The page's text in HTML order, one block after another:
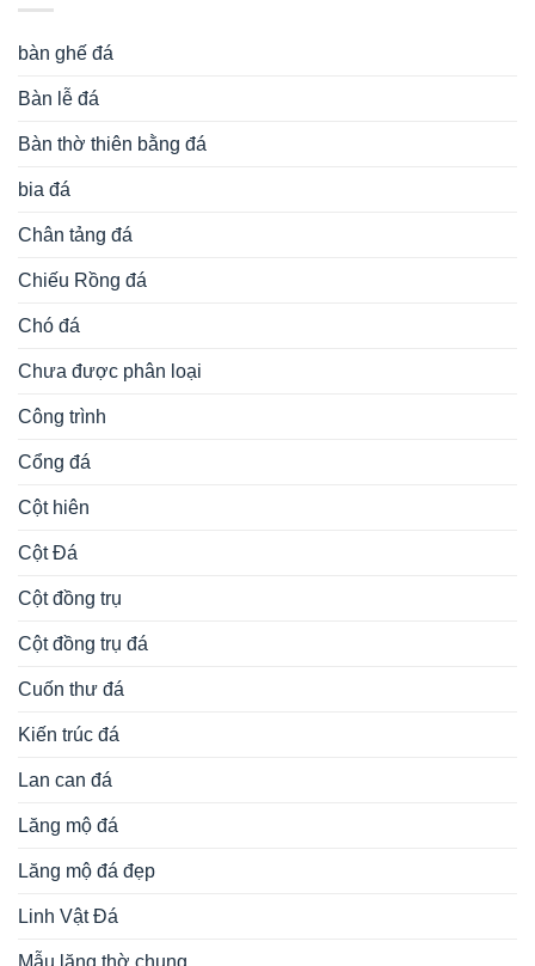
bàn ghế đá
Bàn lễ đá
Bàn thờ thiên bằng đá
bia đá
Chân tảng đá
Chiếu Rồng đá
Chó đá
Chưa được phân loại
Công trình
Cổng đá
Cột hiên
Cột Đá
Cột đồng trụ
Cột đồng trụ đá
Cuốn thư đá
Kiến trúc đá
Lan can đá
Lăng mộ đá
Lăng mộ đá đẹp
Linh Vật Đá
Mẫu lăng thờ chung